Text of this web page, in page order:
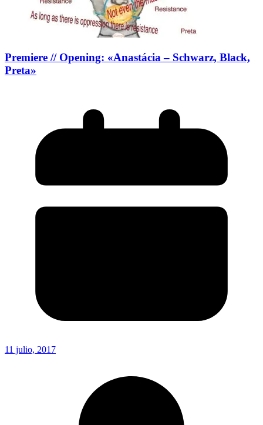
Premiere // Opening: «Anastácia – Schwarz, Black,
Preta»
11 julio, 2017